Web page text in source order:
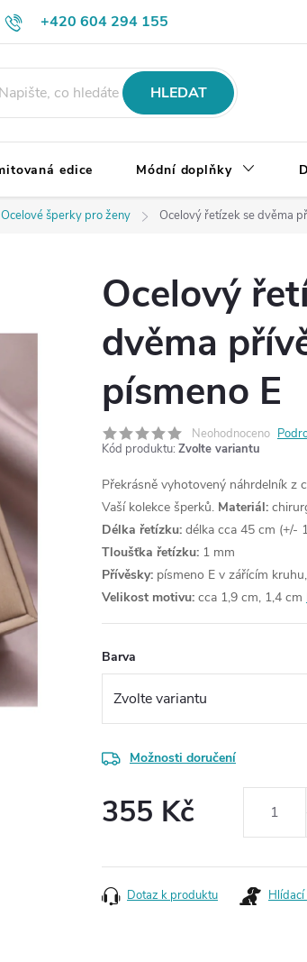
+420 604 294 155
vrácení a reklamace zboží
HLEDAT
edice Módní doplňky
Ocelové šperky pro ženy Ocelový řetízek se dvěma
Ocelový
dvěma
písmeno E
Neohodnoceno
Kód produktu: Zvolte variantu
Překrásně vyhotovený náhrdelník z
Vaší kolekce šperků. Materiál:
Délka řetízku: délka cca 45 cm (+/-
Tloušťka řetízku: 1 mm
Přívěsky: písmeno E v zářícím
Velikost motivu: cca 1,9 cm, 1,4 cm
Barva
Možnosti doručení
355 Kč
Dotaz k produktu Hlídací